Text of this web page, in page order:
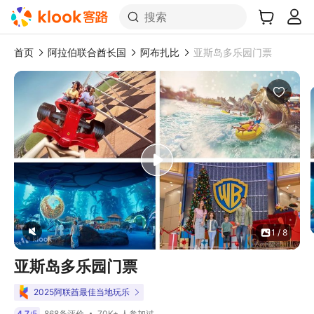
搜索
首页 阿拉伯联合酋长国 阿布扎比 亚斯岛多乐园门票
1 / 8
亚斯岛多乐园门票
2025阿联酋最佳当地玩乐